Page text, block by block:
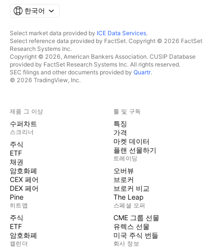
한국어
Select market data provided by ICE Data Services.
Select reference data provided by FactSet. Copyright © 2026 FactSet
Research Systems Inc.
Copyright © 2026, American Bankers Association. CUSIP Database
provided by FactSet Research Systems Inc. All rights reserved.
SEC filings and other documents provided by Quartr.
© 2026 TradingView, Inc.
제품 그 이상
수퍼차트
스크리너
주식
ETF
채권
암호화폐
CEX 페어
DEX 페어
Pine
히트맵
주식
ETF
암호화폐
캘린더
툴 및 구독
특징
가격
마켓 데이터
플랜 선물하기
트레이딩
오버뷰
브로커
브로커 비교
The Leap
스페셜 오퍼
CME 그룹 선물
유렉스 선물
미국 주식 번들
회사 정보